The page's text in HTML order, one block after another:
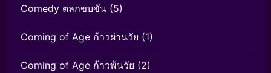
Comedy ตลกขบขัน (5)
Coming of Age ก้าวผ่านวัย (1)
Coming of Age ก้าวพ้นวัย (2)